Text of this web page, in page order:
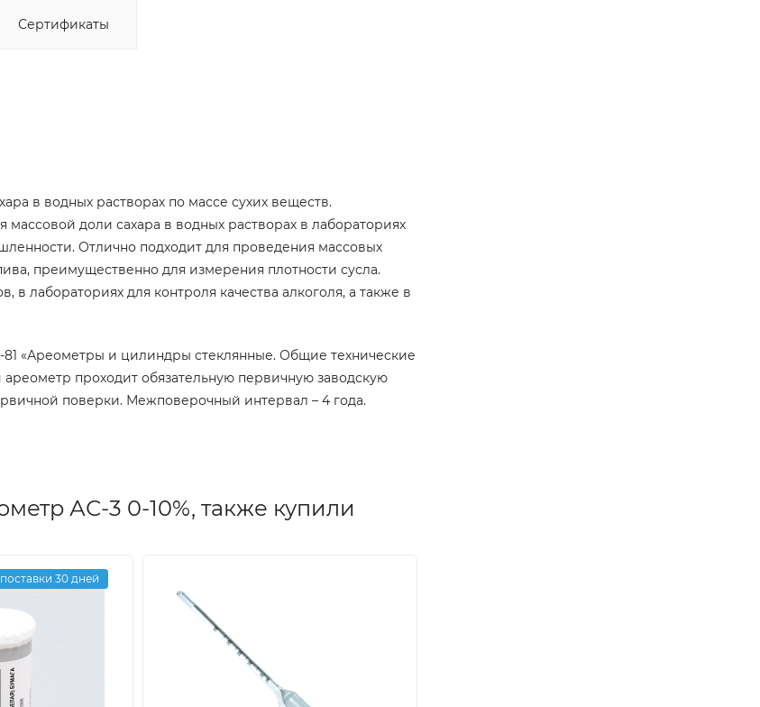
Сертификаты
в водных растворах по массе сухих веществ.
массовой доли сахара в водных растворах в лабораториях
Отлично подходит для проведения массовых
преимущественно для измерения плотности сусла.
в лабораториях для контроля качества алкоголя, а также в
81 «Ареометры и цилиндры стеклянные. Общие технические
проходит обязательную первичную заводскую
поверки. Межповерочный интервал – 4 года.
АС-3 0-10%, также купили
30 дней